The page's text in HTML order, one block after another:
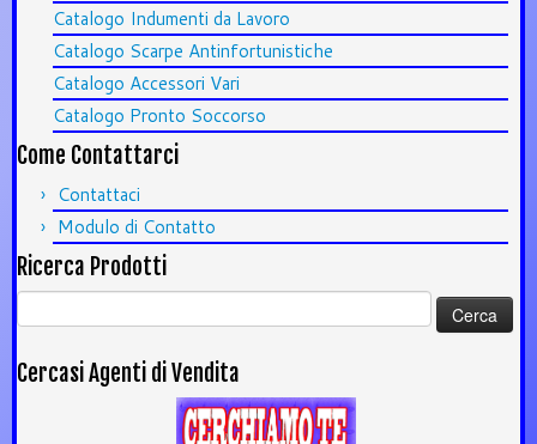
Catalogo Indumenti da Lavoro
Catalogo Scarpe Antinfortunistiche
Catalogo Accessori Vari
Catalogo Pronto Soccorso
Come Contattarci
Contattaci
Modulo di Contatto
Ricerca Prodotti
Ricerca
per:
Cercasi Agenti di Vendita